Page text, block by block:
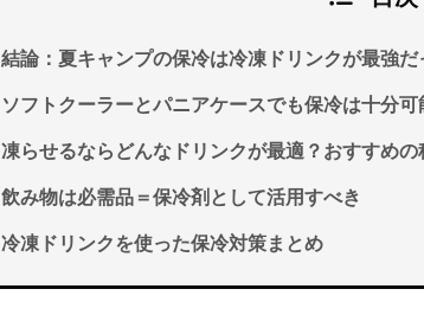
結論：夏キャンプの保冷は冷凍ドリンクが最強だ
ソフトクーラーとパニアケースでも保冷は十分可
凍らせるならどんなドリンクが最適？おすすめの
飲み物は必需品＝保冷剤として活用すべき
冷凍ドリンクを使った保冷対策まとめ